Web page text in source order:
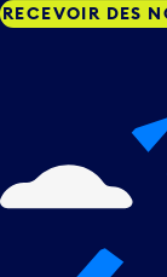
RECEVOIR DES